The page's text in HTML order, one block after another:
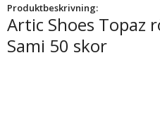
Produktbeskrivning:
Artic Shoes Topaz
Sami 50 skor